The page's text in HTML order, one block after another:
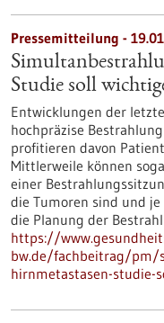
Pressemitteilung -
Studie soll
Entwicklungen der
hochpräzise
profitieren davon
Mittlerweile können
einer
die Tumoren sind und
die Planung der
https://
bw.de/fachbeitrag/pm/
hirnmetastasen-studie-